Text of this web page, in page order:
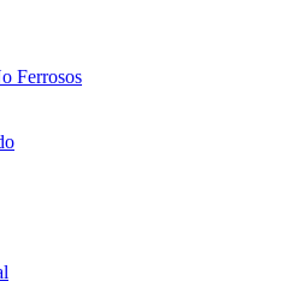
Ferrosos